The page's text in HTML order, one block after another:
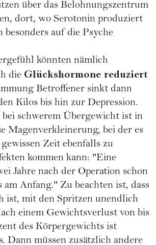
über das Belohnungszentrum
dort, wo Serotonin produziert
auf die Psyche
könnten nämlich
die Glückshormone reduziert
Betroffener sinkt dann
Kilos bis hin zur Depression.
schwerem Übergewicht ist in
Magenverkleinerung, bei der es
Zeit ebenfalls zu
kommen kann: "Eine
Jahre nach der Operation schon
am Anfang." Zu beachten ist, dass
ist, mit den Spritzen unendlich
einem Gewichtsverlust von bis
des Körpergewichts ist
Dann müssen zusätzlich andere